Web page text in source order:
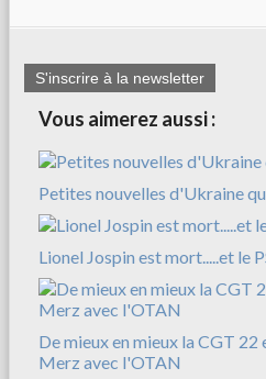
S'inscrire à la newsletter
Vous aimerez aussi :
Petites nouvelles d'Ukraine
Lionel Jospin est mort.....et le
De mieux en mieux la CGT 22
Merz avec l'OTAN